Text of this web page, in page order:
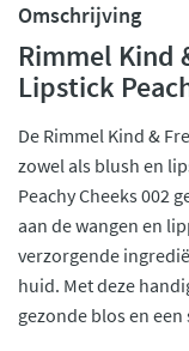
Omschrijving
Rimmel Kind
Lipstick
De Rimmel Kind &
zowel als blush en
Peachy Cheeks 002
aan de wangen en
verzorgende
huid. Met deze
gezonde blos en